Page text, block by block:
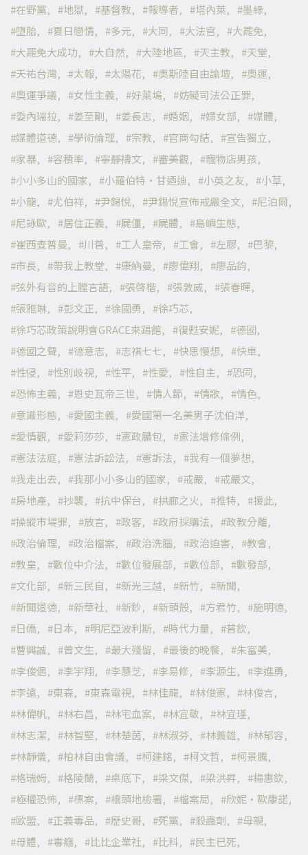
在野黨 地獄 基督教 報導者 塔內萊
墨綠
墮胎
夏日戀情 多元 大同 大法官
大罷免
大罷免大成功
大自然 大陸地區 天主教
天堂
天祐台灣
太報 太陽花 奧斯陸自由論壇
奧運
奧運爭議
女性主義 好萊塢
妨礙司法公正罪
委內瑞拉
姜至剛 姜長志 婚姻 婦女部
媒體
媒體道德
學術倫理 宗教 官商勾結
宣告獨立
家暴
容積率 寧靜禱文 審美觀
寵物店男孩
小小多山的國家
小羅伯特·甘迺迪 小英之友
小草
小龍
尤伯祥 尹錫悅 尹錫悅宣佈戒嚴全文
尼泊爾
尼詠歐
居住正義 屍僵 屍體
島嶼生態
崔西查普曼
川普 工人皇帝 工會 左膠
巴黎
市長
帶我上教堂 康納曼 廖偉翔
廖品鈞
弦外有音的上膛言語
張啓楷 張敦威
張春暉
張雅琳
彭文正 徐國勇
徐巧芯
徐巧芯政策說明會GRACE來踢館
復甦安妮
德國
德國之聲
德意志 志祺七七 快思慢想
快車
性侵
性別歧視 性平 性愛 性自主
恐同
恐怖主義
恩史瓦帝三世 情人節 情歌
情色
意識形態
愛國主義
愛國第一名美男子沈伯洋
愛情觀
愛莉莎莎 憲政膿包
憲法增修條例
憲法法庭
憲法訴訟法 憲訴法
我有一個夢想
我走出去
我那小小多山的國家 戒嚴
戒嚴文
房地產
抄襲 抗中保台 拱廊之火 推特
援此
操縱市場罪
放言 政客 政府採購法
政教分離
政治倫理
政治檔案 政治洗腦 政治迫害
教會
教皇
數位中介法 數位發展部 數位部
數發部
文化部
新三民自 新光三越 新竹
新聞
新聞道德
新華社 新鈔 新頭殼 方君竹
施明德
日僑
日本 明尼亞波利斯 時代力量
普欽
曹興誠
曾文生 最大殘留 最後的晚餐
朱富美
李俊俋
李宇翔 李慧芝 李易修 李源生
李進勇
李遠
東森 東森電視 林佳龍 林俊憲
林俊言
林偉帆
林右昌 林宅血案 林宜敬
林宜瑾
林志潔
林智堅 林楚茵 林淑芬 林義雄
林郁容
林靜儀
柏林自由會議 柯建銘 柯文哲
柯景騰
格瑞姆
格陵蘭 桌底下 梁文傑 梁洪昇
楊惠欽
極權恐怖
標案 橋頭地檢署 檔案局
欣妮·歐康諾
歐盟
正義毒品 歷史哥 死黨 殺蟲劑
母親
母體
毒癮 比比企業社 比科
民主已死